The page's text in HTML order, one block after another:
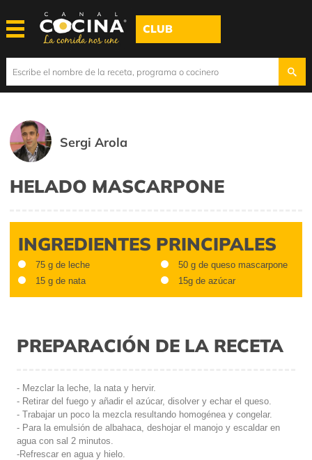
CLUB
Sergi Arola
HELADO MASCARPONE
INGREDIENTES PRINCIPALES
75 g de leche
15 g de nata
50 g de queso mascarpone
15g de azúcar
PREPARACIÓN DE LA RECETA
- Mezclar la leche, la nata y hervir.
- Retirar del fuego y añadir el azúcar, disolver y echar el queso.
- Trabajar un poco la mezcla resultando homogénea y congelar.
- Para la emulsión de albahaca, deshojar el manojo y escaldar en
agua con sal 2 minutos.
-Refrescar en agua y hielo.